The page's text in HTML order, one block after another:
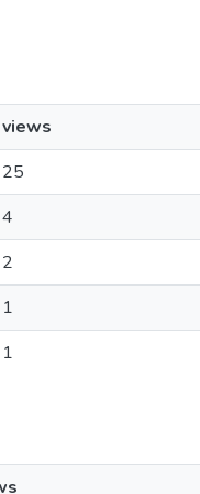
views
25
4
2
1
1